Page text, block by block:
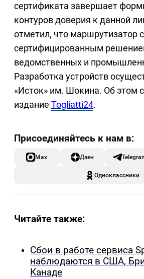
сертификата завершает
контуров доверия к данной
отметил, что маршрутизатор
сертифицированным
ведомственных и
Разработка устройств
«Исток» им. Шокина. Об этом
издание Togliatti24.
Max Дзен
Одноклассники
Читайте также:
Сбои в работе сервиса
наблюдаются в США,
Канаде